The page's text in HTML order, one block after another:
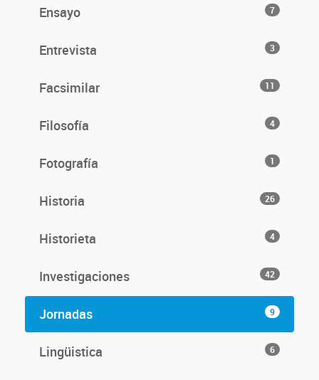
Ensayo 7
Entrevista 3
Facsimilar 11
Filosofía 4
Fotografía 1
Historia 26
Historieta 4
Investigaciones 42
Jornadas 9
Lingüistica 6